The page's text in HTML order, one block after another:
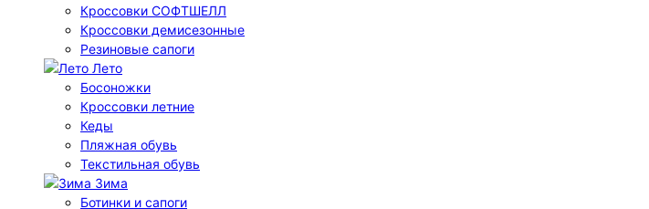
Кроссовки СОФТШЕЛЛ
Кроссовки демисезонные
Резиновые сапоги
Лето
Босоножки
Кроссовки летние
Кеды
Пляжная обувь
Текстильная обувь
Зима
Ботинки и сапоги